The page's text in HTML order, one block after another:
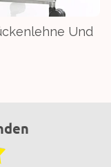
Und